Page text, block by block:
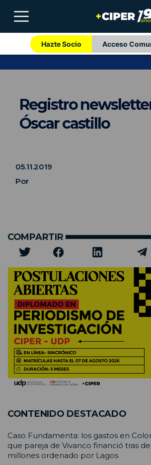
Hazte Socio Acceso
Registro
Óscar castillo
05.11.2019
Por
COMPARTIR
CONTENIDO DESTACADO
Caso Fundamenta: los gastos en
que pareja de Vivanco financió tras
millones ordenado por Lagos